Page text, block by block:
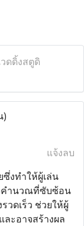
ดดิ้งสตูดิ
)
แจ้งลบ
งทำให้ผู้เล่น
คำนวณที่ซับซ้อน
วดเร็ว ช่วยให้ผู้
ะอาจสร้างผล